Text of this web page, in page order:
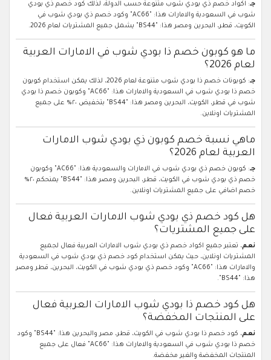
جـ: اكواد خصم ذي بودي شوب متنوعة حسب الدولة، لذلك كود خصم ذي بودي
شوب في السعودية والامارات هذا: "AC66" وكود خصم ذي بودي شوب في
الكويت، قطر، البحرين ومصر هذا: "BS44" يشمل جميع المشتريات لعام 2026.
ما هو كوبون خصم ذا بودي شوب في الامارات العربية
لعام 2026؟
جـ
: كوبونات خصم ذا بودي شوب متنوعة لعام 2026، لذلك يمكن استخدام كوبون
خصم ذا بودي شوب في السعودية والامارات هذا: "AC66" وكوبون خصم ذا بودي
شوب في قطر، الكويت، البحرين ومصر هذا: "BS44" بتخفيض ٢٠% على جميع
المشتريات اونلاين.
ماهي نسبة خصم كوبون ذي بودي شوب الامارات
العربية لعام 2026؟
جـ
: كوبون خصم ذي بودي شوب في الامارات والسعودية هذا: "AC66" وكوبون
خصم ذي بودي شوب في الكويت، قطر، البحرين ومصر هذا: "BS44" يمنحكم ٢٠%
خصم اضافي على جميع المشتريات اونلاين.
هل كود خصم ذي بودي شوب الامارات العربية فعال
على جميع المشتريات؟
نعم، تعتبر جميع اكواد خصم ذي بودي شوب الامارات العربية فعال لجميع
المشتريات اونلاين، حيث يمكن استخدام كود خصم ذي بودي شوب في السعودية
والامارات هذا: "AC66" وكود خصم ذي بودي شوب في الكويت، البحرين، قطر ومصر
هذا: "BS44".
هل كود خصم ذا بودي شوب الامارات العربية فعال
على المنتجات المخفضة؟
نعم
، كود خصم ذا بودي شوب في الكويت، قطر، مصر والبحرين هذا: "BS44" وكود
خصم ذا بودي شوب في السعودية والامارات هذا: "AC66" فعال على جميع
المنتجات المخفضة والغير مخفضة.